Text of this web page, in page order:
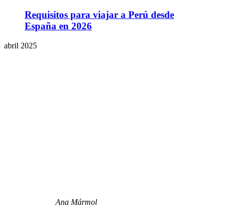
Requisitos para viajar a Perú desde
España en 2026
abril 2025
Ana Mármol